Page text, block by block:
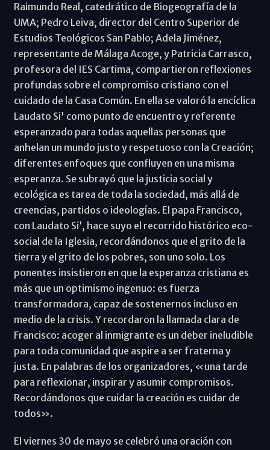
Raimundo Real, catedrático de Biogeografía de la
UMA; Pedro Leiva, director del Centro Superior de
Estudios Teológicos San Pablo; Adela Jiménez,
representante de Málaga Acoge, y Patricia Carrasco,
profesora del IES Cartima, compartieron reflexiones
profundas sobre el compromiso cristiano con el
cuidado de la Casa Común. En ella se valoró la encíclica
Laudato Si' como punto de encuentro y referente
esperanzado para todas aquellas personas que
anhelan un mundo justo y respetuoso con la Creación;
diferentes enfoques que confluyen en una misma
esperanza. Se subrayó que la justicia social y
ecológica es tarea de toda la sociedad, más allá de
creencias, partidos o ideologías. El papa Francisco,
con Laudato Si’, hace suyo el recorrido histórico eco-
social de la Iglesia, recordándonos que el grito de la
tierra y el grito de los pobres, son uno solo. Los
ponentes insistieron en que la esperanza cristiana es
más que un optimismo ingenuo: es fuerza
transformadora, capaz de sostenernos incluso en
medio de la crisis. Y recordaron la llamada clara de
Francisco: acoger al inmigrante es un deber ineludible
para toda comunidad que aspire a ser fraterna y
justa. En palabras de los organizadores, «una tarde
para reflexionar, inspirar y asumir compromisos.
Recordándonos que cuidar la creación es cuidar de
todos».
El viernes 30 de mayo se celebró una oración con